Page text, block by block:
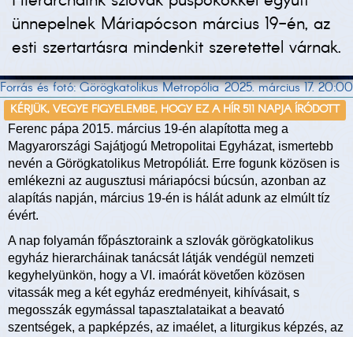
ünnepelnek Máriapócson március 19-én, az
esti szertartásra mindenkit szeretettel várnak.
Forrás és fotó: Görögkatolikus Metropólia 2025. március 17. 20:00
KÉRJÜK, VEGYE FIGYELEMBE, HOGY EZ A HÍR 511 NAPJA ÍRÓDOTT
Ferenc pápa 2015. március 19-én alapította meg a
Magyarországi Sajátjogú Metropolitai Egyházat, ismertebb
nevén a Görögkatolikus Metropóliát. Erre fogunk közösen is
emlékezni az augusztusi máriapócsi búcsún, azonban az
alapítás napján, március 19-én is hálát adunk az elmúlt tíz
évért.
A nap folyamán főpásztoraink a szlovák görögkatolikus
egyház hierarcháinak tanácsát látják vendégül nemzeti
kegyhelyünkön, hogy a VI. imaórát követően közösen
vitassák meg a két egyház eredményeit, kihívásait, s
megosszák egymással tapasztalataikat a beavató
szentségek, a papképzés, az imaélet, a liturgikus képzés, az